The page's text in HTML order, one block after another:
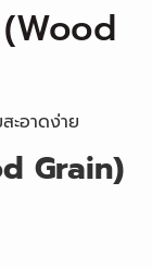
ะอาดง่าย
Grain)